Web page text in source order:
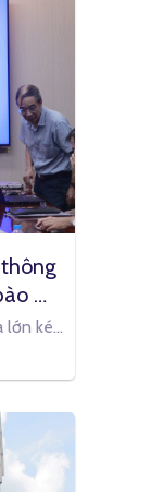
lớn kéo